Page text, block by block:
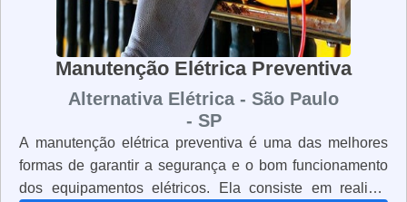
Manutenção Elétrica Preventiva
Alternativa Elétrica - São Paulo
- SP
A manutenção elétrica preventiva é uma das melhores
formas de garantir a segurança e o bom funcionamento
dos equipamentos elétricos. Ela consiste em realizar